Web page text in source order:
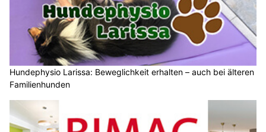
Hundephysio Larissa: Beweglichkeit erhalten – auch bei älteren
Familienhunden